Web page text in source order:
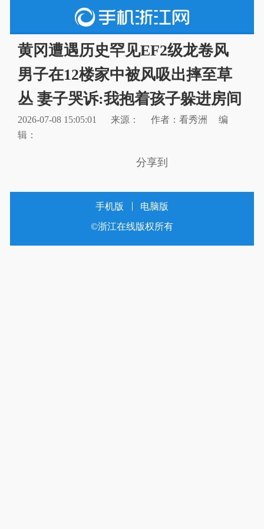
黄冈遭遇历史罕见EF2级龙卷风
男子在12楼家中被风吸出摔至草
丛 妻子哭诉:我抱着孩子躲进房间
2026-07-08 15:05:01 来源： 作者：看秀洲
编
辑：
分享到
手机版 电脑版
©浙江在线版权所有